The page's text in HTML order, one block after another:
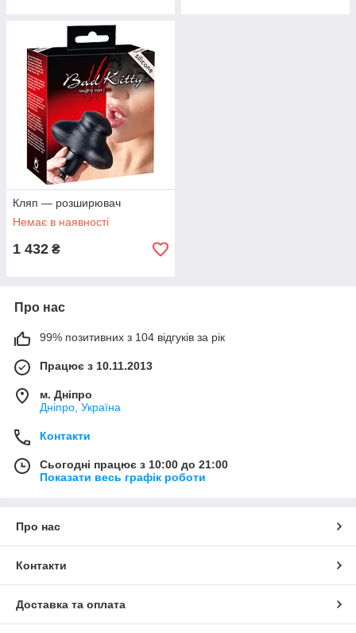
Кляп — розширювач
Немає в наявності
1 432 ₴
Про нас
99% позитивних з 104 відгуків за рік
Працює з 10.11.2013
м. Дніпро
Дніпро, Україна
Контакти
Сьогодні працює з 10:00 до 21:00
Показати весь графік роботи
Про нас
Контакти
Доставка та оплата